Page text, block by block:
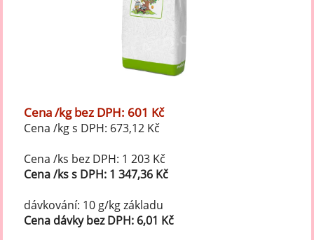
Cena /kg bez DPH: 601 Kč
Cena /kg s DPH: 673,12 Kč
Cena /ks bez DPH: 1 203 Kč
Cena /ks s DPH: 1 347,36 Kč
dávkování: 10 g/kg základu
Cena dávky bez DPH: 6,01 Kč